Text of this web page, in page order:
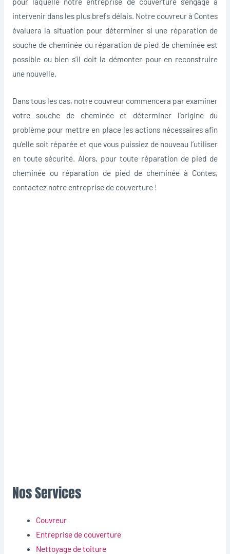
intervenir dans les plus brefs délais. Notre couvreur à Contes
évaluera la situation pour déterminer si une réparation de
souche de cheminée ou réparation de pied de cheminée est
possible ou bien s’il doit la démonter pour en reconstruire
une nouvelle.
Dans tous les cas, notre couvreur commencera par examiner
votre souche de cheminée et déterminer l’origine du
problème pour mettre en place les actions nécessaires afin
qu’elle soit réparée et que vous puissiez de nouveau l’utiliser
en toute sécurité. Alors, pour toute réparation de pied de
cheminée ou réparation de pied de cheminée à Contes,
contactez notre entreprise de couverture !
Nos Services
Couvreur
Entreprise de couverture
Nettoyage de toiture